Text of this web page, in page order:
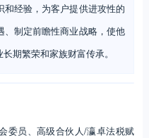
经验，为客户提供进攻性的
制定前瞻性商业战略，使他
期繁荣和家族财富传承。
委员、高级合伙人/瀛卓法税赋